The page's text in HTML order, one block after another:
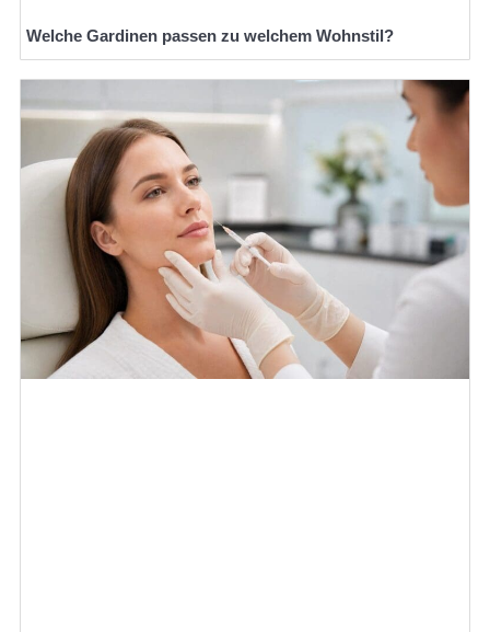
Welche Gardinen passen zu welchem Wohnstil?